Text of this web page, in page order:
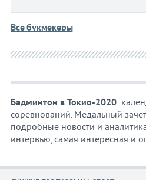
Все букмекеры
Бадминтон в Токио-2020:
соревнований. Медальный
подробные новости и
интервью, самая интересная и